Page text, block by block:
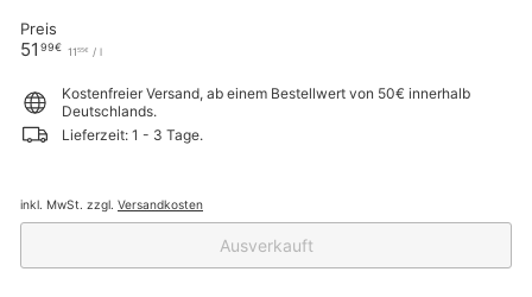
Preis
Normaler
51 99€51,99€
1155€ 11,55€
/ l
Kostenfreier Versand, ab einem Bestellwert von 50€ innerhalb
Deutschlands.
Lieferzeit: 1 - 3 Tage.
inkl. MwSt. zzgl. Versandkosten
Ausverkauft